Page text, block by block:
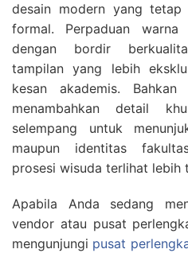
desain modern yang tetap
formal. Perpaduan
dengan bordir
tampilan yang lebih
kesan akademis.
menambahkan detail
selempang untuk
maupun identitas
prosesi wisuda terlihat lebih
Apabila Anda sedang
vendor atau pusat
mengunjungi pusat